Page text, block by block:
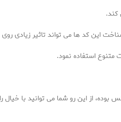
این کد ها می تواند تاثیر زیادی روی
متنوع استفاده نمود.
بوده، از این رو شما می توانید با